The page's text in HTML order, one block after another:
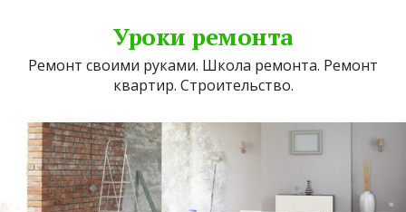
Уроки ремонта
Ремонт своими руками. Школа ремонта. Ремонт
квартир. Строительство.